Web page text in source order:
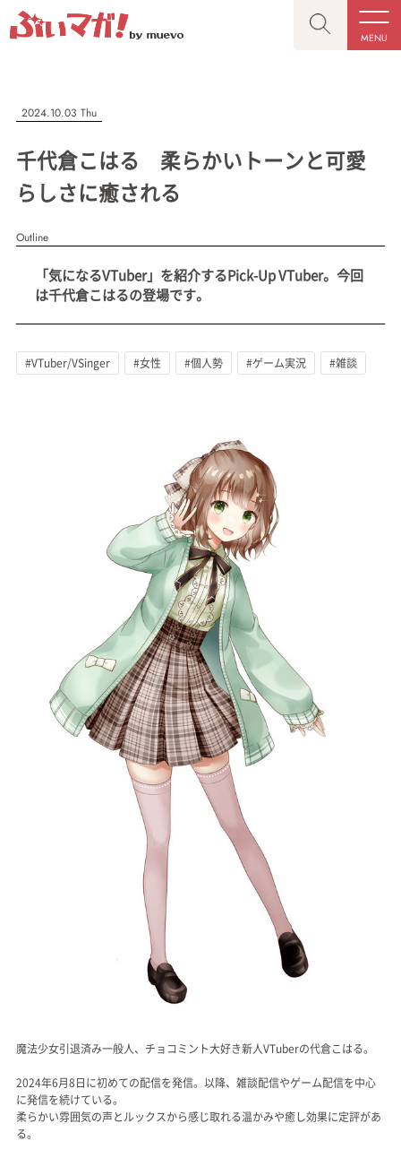
MENU
CLOSE
記事を検索する
人気ワード
#VTuber/VSinger #男性 #女性 #バ美肉 #男の娘
#Vtuberグループ
CLOSE
“推しへの応援を形にする”VTuber専門メディア
MENU
記事一覧
会社概要
muevoクラウドファンディング
muevoコミュニティ
ぶいクラ！by muevo
FUKAKACHI+
2024.10.03 Thu
千代倉こはる 柔らかいトーンと可愛
らしさに癒される
Outline
「気になるVTuber」を紹介するPick-Up VTuber。今回
は千代倉こはるの登場です。
#VTuber/VSinger #女性 #個人勢 #ゲーム実況 #雑談
魔法少女引退済み一般人、チョコミント大好き新人VTuberの代倉こはる。
2024年6月8日に初めての配信を発信。以降、雑談配信やゲーム配信を中心
に発信を続けている。
柔らかい雰囲気の声とルックスから感じ取れる温かみや癒し効果に定評があ
る。